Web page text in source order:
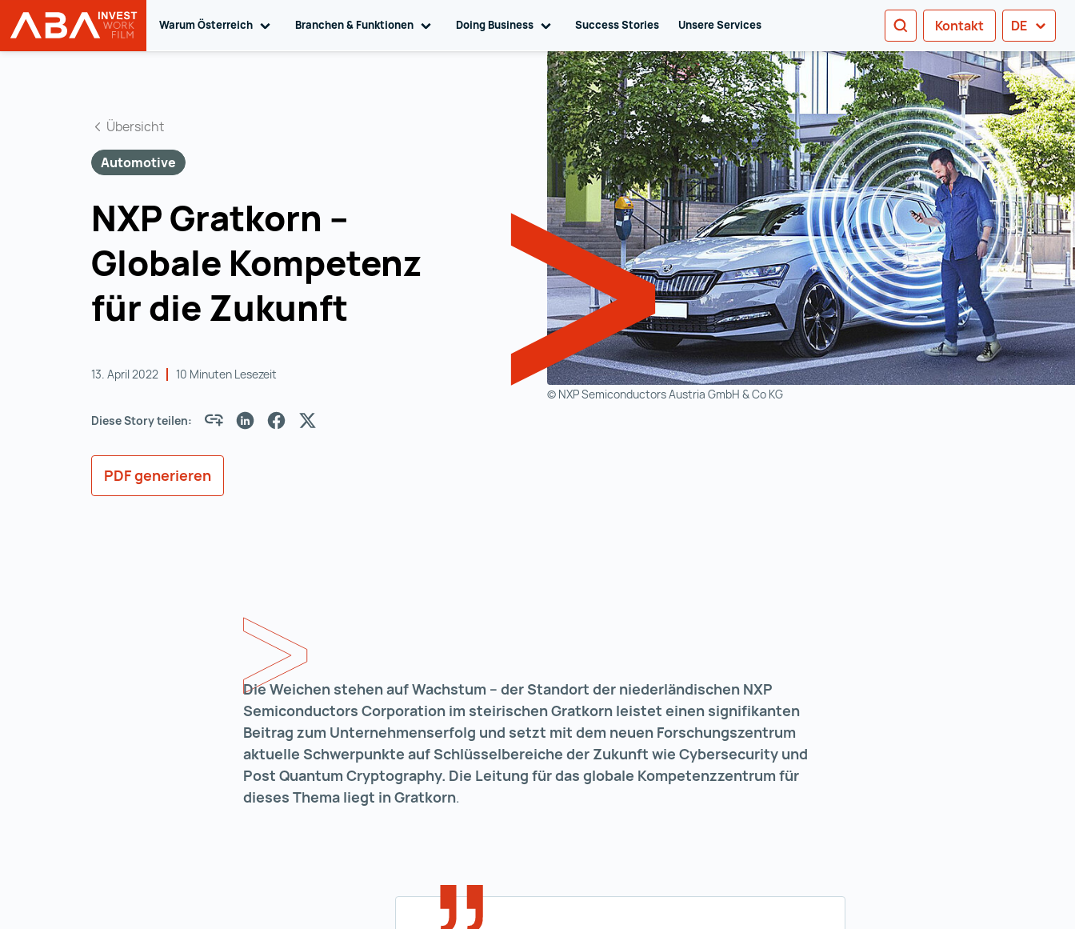
Startseite | INVEST in AUSTRIA
Warum Österreich Toggle sub navigation
Branchen & Funktionen Toggle sub navigation
Doing Business Toggle sub navigation
Success Stories Unsere Services SUCHEN
Kontakt DE
© NXP Semiconductors Austria GmbH & Co KG
Übersicht
Automotive
NXP Gratkorn –
Globale Kompetenz
für die Zukunft
13. April 2022 10 Minuten Lesezeit
Diese Story teilen:
PDF generieren
Die Weichen stehen auf Wachstum – der Standort der niederländischen NXP
Semiconductors Corporation im steirischen Gratkorn leistet einen signifikanten
Beitrag zum Unternehmenserfolg und setzt mit dem neuen Forschungszentrum
aktuelle Schwerpunkte auf Schlüsselbereiche der Zukunft wie Cybersecurity und
Post Quantum Cryptography. Die Leitung für das globale Kompetenzzentrum für
dieses Thema liegt in Gratkorn.